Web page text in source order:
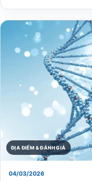
ĐỊA ĐIỂM & ĐÁNH GIÁ
04/03/2026